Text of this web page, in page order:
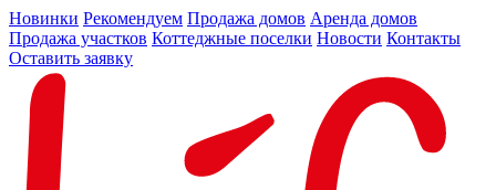
Новинки Рекомендуем Продажа домов Аренда домов
Продажа участков Коттеджные поселки Новости Контакты
Оставить заявку